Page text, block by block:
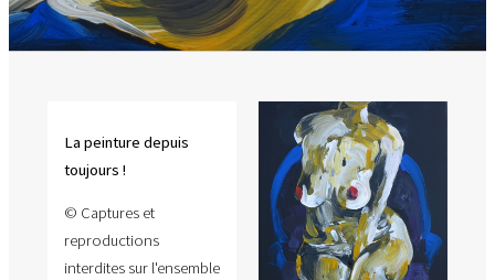
La peinture depuis
toujours !
© Captures et
reproductions
interdites sur l'ensemble